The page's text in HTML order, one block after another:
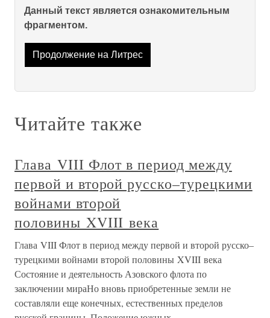
Данный текст является ознакомительным
фрагментом.
Продолжение на Литрес
Читайте также
Глава VIII Флот в период между
первой и второй русско–турецкими
войнами второй
половины XVIII века
Глава VIII Флот в период между первой и второй русско–
турецкими войнами второй половины XVIII века
Состояние и деятельность Азовского флота по
заключении мираНо вновь приобретенные земли не
составляли еще конечных, естественных пределов